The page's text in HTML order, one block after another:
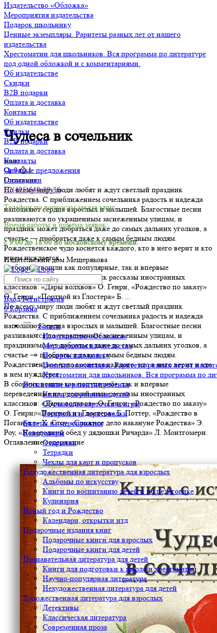
Издательство «Обложка»
Мероприятия издательства
Подарок школьнику
Ценные экземпляры. Раритеты разных лет от нашего
издательства
Хрестоматии для школьников. Вся программа по литературе
под одной обложкой и с комментариями.
Об издательстве
Скидки
B2B подарки
Оплата и доставка
Контакты
Об издательстве
Скидки
B2B подарки
Оплата и доставка
Контакты
Оптовые предложения
Госзакупки
+7(495)640-39-36
Телефон по вопросам заказа книг.
Время работы и приёма заявок:
с 9:00 до 18:00 по московскому времени.
Издательский дом Мещерякова
Вход/Регистрация
0 Корзина
Книги
Издательство «Обложка»
Мероприятия издательства
Подарок школьнику
Ценные экземпляры. Раритеты разных лет от
Хрестоматии для школьников. Вся программа по
Воспитание и развитие ребенка
Книги для развития детей
Обучающие карточки и игры
Раскраски и дорисовалки
Билеты на мероприятия
Канцтовары
Открытки
Тетрадки
Чехлы для карт и пропусков
Нехудожественная литература для взрослых
Альбомы по искусству
Книги по воспитанию детей и по педагогике
Кулинария
Новый год и Рождество
Календари, открытки итд
Подарочные издания книг
Подарочные книги для взрослых
Подарочные книги для детей
Познавательная литература для детей
Книги для подготовки к школе и хрестоматии
Научно-популярная литература
Нехудожественная литература для детей
Художественная литература для взрослых
Детективы
Классическая литература
Современная проза
Чудеса в сочельник
мало
0
1
Описание
По всему миру люди любят и ждут светлый праздник
Рождества. С приближением сочельника радость и надежда
наполняют сердца взрослых и малышей. Благостные песни
разливаются по украшенным заснеженным улицам, и
праздник может добраться даже до самых дальних уголков, а
счастье — пробраться даже к самым бедным людям.
Рождественское чудо коснется каждого, кто в него верит и кто
в нем нуждается.
В сборник вошли как популярные, так и впервые
переведенные на русский язык рассказы иностранных
классиков: «Дары волхвов» О. Генри, «Рождество по заказу»
О. Генри, «Портной из Глостера» Б. ...
По всему миру люди любят и ждут светлый праздник
Рождества. С приближением сочельника радость и надежда
наполняют сердца взрослых и малышей. Благостные песни
разливаются по украшенным заснеженным улицам, и
праздник может добраться даже до самых дальних уголков, а
счастье — пробраться даже к самым бедным людям.
Рождественское чудо коснется каждого, кто в него верит и кто
в нем нуждается.
В сборник вошли как популярные, так и впервые
переведенные на русский язык рассказы иностранных
классиков: «Дары волхвов» О. Генри, «Рождество по заказу»
О. Генри, «Портной из Глостера» Б. Поттер, «Рождество в
Погануке» Х. Стоу, «Сложное дело накануне Рождества» Э.
Роу, «Новогодний обед у дядюшки Ричарда» Л. Монтгомери.
Оглавление/содержание